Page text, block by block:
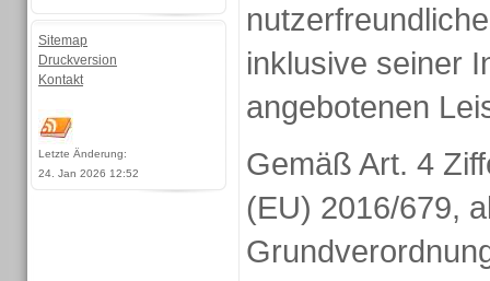
Sitemap
Druckversion
Kontakt
Letzte Änderung:
24. Jan 2026 12:52
inklusive seiner
angebotenen
Gemäß Art. 4
(EU) 2016/679,